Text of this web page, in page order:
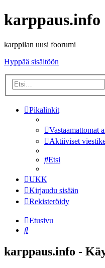
karppaus.info
karppilan uusi foorumi
Hyppää sisältöön
Pikalinkit
Vastaamattomat
Aktiiviset
Etsi
UKK
Kirjaudu sisään
Rekisteröidy
Etusivu
Etsi
karppaus.info -